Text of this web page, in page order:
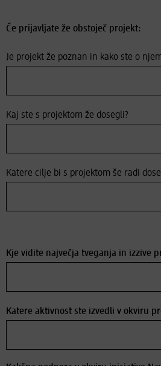
Če prijavljate že obstoječ projekt:
Je projekt že poznan in kako ste o
Kaj ste s projektom že dosegli?
Katere cilje bi s projektom še radi
Kje vidite največja tveganja in izzive
Katere aktivnost ste izvedli v okviru